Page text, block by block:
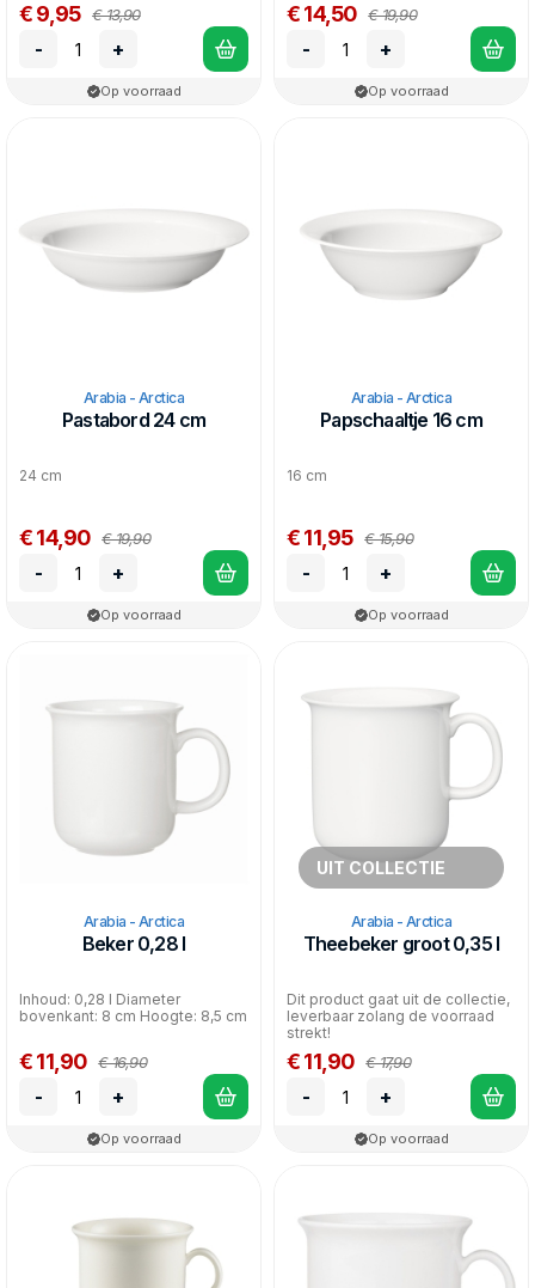
€ 9,95 € 13,90
- +
Op voorraad
€ 14,50 € 19,90
- +
Op voorraad
Arabia - Arctica
Pastabord 24 cm
24 cm
€ 14,90 € 19,90
- +
Op voorraad
Arabia - Arctica
Papschaaltje 16 cm
16 cm
€ 11,95 € 15,90
- +
Op voorraad
Arabia - Arctica
Beker 0,28 l
Inhoud: 0,28 l Diameter
bovenkant: 8 cm Hoogte: 8,5 cm
€ 11,90 € 16,90
- +
Op voorraad
UIT COLLECTIE
Arabia - Arctica
Theebeker groot 0,35 l
Dit product gaat uit de collectie,
leverbaar zolang de voorraad
strekt!
€ 11,90 € 17,90
- +
Op voorraad